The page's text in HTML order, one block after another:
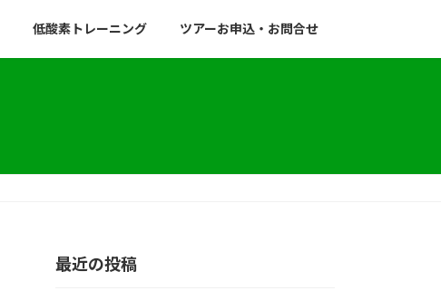
低酸素トレーニング ツアーお申込・お問合せ
最近の投稿